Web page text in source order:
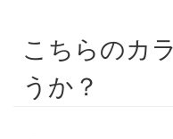
こちらのカ
うか？